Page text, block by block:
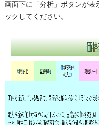
画面下に「分析」ボタンが表
ックしてください。